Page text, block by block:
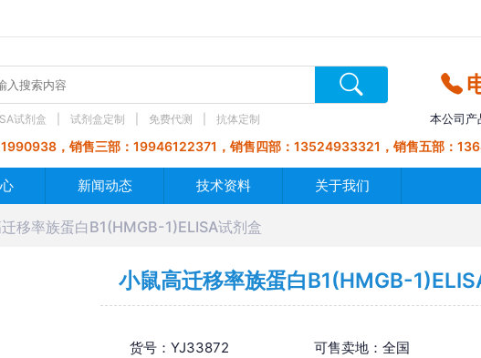
试剂盒 试剂盒定制 免费代测 抗体定制 本公司产
，销售三部：19946122371，销售四部：13524933321，销售五部：
新闻动态 技术资料 关于我们
移率族蛋白B1(HMGB-1)ELISA试剂盒
小鼠高迁移率族蛋白B1(HMGB-
货号：YJ33872 可售卖地：全国